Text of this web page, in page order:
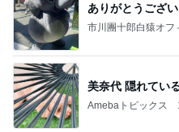
ありがとうござ
市川團十郎白猿オフ
美奈代 隠れてい
Amebaトピックス